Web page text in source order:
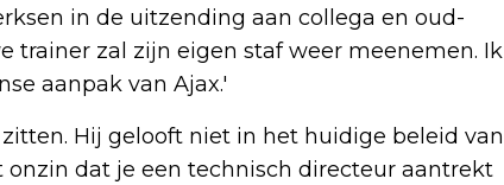
in de uitzending aan collega en oud-
trainer zal zijn eigen staf weer meenemen. Ik
aanpak van Ajax.'
Hij gelooft niet in het huidige beleid van
dat je een technisch directeur aantrekt